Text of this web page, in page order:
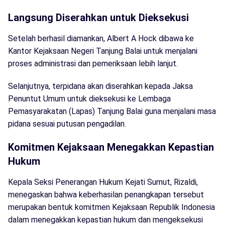
Langsung Diserahkan untuk Dieksekusi
Setelah berhasil diamankan, Albert A Hock dibawa ke
Kantor Kejaksaan Negeri Tanjung Balai untuk menjalani
proses administrasi dan pemeriksaan lebih lanjut.
Selanjutnya, terpidana akan diserahkan kepada Jaksa
Penuntut Umum untuk dieksekusi ke Lembaga
Pemasyarakatan (Lapas) Tanjung Balai guna menjalani masa
pidana sesuai putusan pengadilan.
Komitmen Kejaksaan Menegakkan Kepastian
Hukum
Kepala Seksi Penerangan Hukum Kejati Sumut, Rizaldi,
menegaskan bahwa keberhasilan penangkapan tersebut
merupakan bentuk komitmen Kejaksaan Republik Indonesia
dalam menegakkan kepastian hukum dan mengeksekusi